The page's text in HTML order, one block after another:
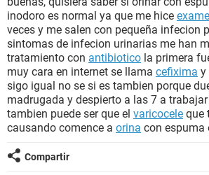
BIENESTAR
SEXUALIDAD
GLOSARIO
inodoro es normal ya que me hice
veces y me salen con pequeña infecion
sintomas de infecion urinarias me han
tratamiento con antibiotico la primera
muy cara en internet se llama cefixima y
sigo igual no se si es tambien porque
madrugada y despierto a las 7 a
tambien puede ser que el varicocele que
causando comence a orina con espuma
Compartir